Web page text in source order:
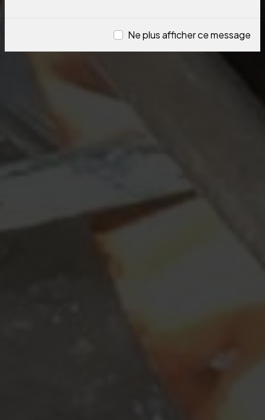
Ne plus afficher ce message